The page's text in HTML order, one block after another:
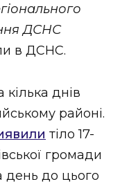
ДСНС
в ДСНС.
днів
районі.
тіло 17-
громади
день до цього